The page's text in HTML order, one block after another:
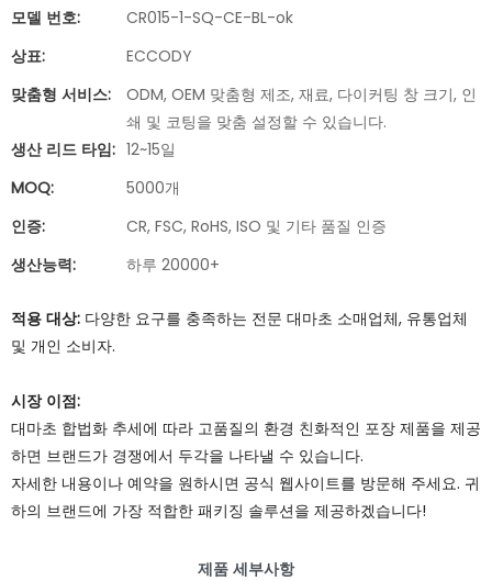
적용 대상: 다양한 요구를 충족하는 전문 대마초 소매업체, 유통업체
및 개인 소비자.
시장 이점:
대마초 합법화 추세에 따라 고품질의 환경 친화적인 포장 제품을 제공
하면 브랜드가 경쟁에서 두각을 나타낼 수 있습니다.
자세한 내용이나 예약을 원하시면 공식 웹사이트를 방문해 주세요. 귀
하의 브랜드에 가장 적합한 패키징 솔루션을 제공하겠습니다!
모델 번호:
CR015-1-SQ-CE-BL-ok
상표:
ECCODY
맞춤형 서비스:
ODM, OEM 맞춤형 제조, 재료, 다이커팅 창 크기, 인
쇄 및 코팅을 맞춤 설정할 수 있습니다.
생산 리드 타임: 12~15일
MOQ:
5000개
인증:
CR, FSC, RoHS, ISO 및 기타 품질 인증
생산능력:
하루 20000+
제품 세부사항